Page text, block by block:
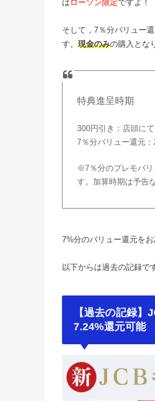
は ローソン限定ですよ！
そして，7％分バリュー
す。 現金のみの購入とな
特典進呈時期
300円引き：店頭に
7％分バリュー還元
※7％分のプレモバリ
す。加算時期は予告
7%分のバリュー還元をお
以下からは過去の記録で
【過去の記録
7.24%還元可能